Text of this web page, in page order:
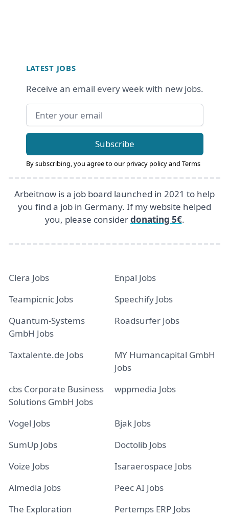
LATEST JOBS
Receive an email every week with new jobs.
Email address
Subscribe
By subscribing, you agree to our privacy policyand Terms
Arbeitnow is a job board launched in 2021 to help
you find a job in Germany. If my website helped
you, please considerdonating 5€.
Clera Jobs
Enpal Jobs
Teampicnic Jobs
Speechify Jobs
Quantum-Systems
GmbH Jobs
Roadsurfer Jobs
Taxtalente.de Jobs
MY Humancapital GmbH
Jobs
cbs Corporate Business
Solutions GmbH Jobs
wppmedia Jobs
Vogel Jobs
Bjak Jobs
SumUp Jobs
Doctolib Jobs
Voize Jobs
Isaraerospace Jobs
Almedia Jobs
Peec AI Jobs
The Exploration
Pertemps ERP Jobs